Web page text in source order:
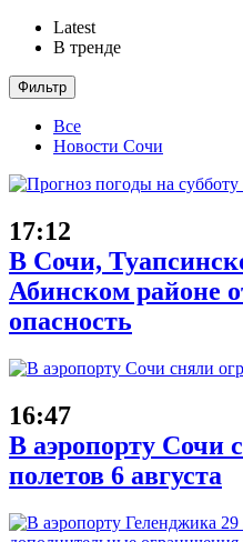
Latest
В тренде
Фильтр
Все
Новости Сочи
17:12
В Сочи,
Абинском районе
опасность
16:47
В аэропорту Сочи
полетов 6 августа